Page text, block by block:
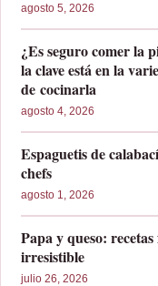
agosto 5, 2026
¿Es seguro comer la
la clave está en la
de cocinarla
agosto 4, 2026
Espaguetis de
chefs
agosto 1, 2026
Papa y queso:
irresistible
julio 26, 2026